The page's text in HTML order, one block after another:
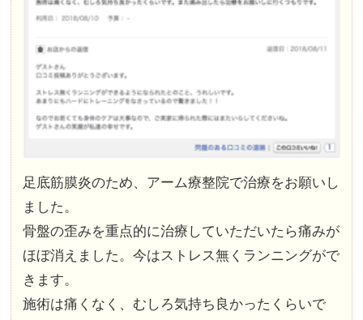
足底筋膜炎のため、アーム療整院で治療をお願いし
ました。
骨盤の歪みを重点的に治療していただいたら痛みが
ほぼ消えました。今はストレス無くランニングがで
きます。
施術は痛くなく、むしろ気持ち良かったくらいで